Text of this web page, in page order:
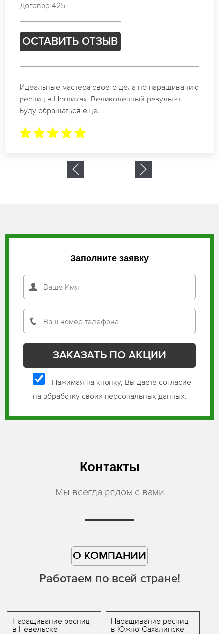
Договор 062
ОСТАВИТЬ ОТЗЫВ
Спасибо огромное. Заказывала наращивание
ресниц в Ногликах для мероприятия. За 2 часа
все было готово.
Заполните заявку
Нажимая на кнопку, Вы даете согласие
на обработку своих персональных данных.
Контакты
Мы всегда рядом с вами
О КОМПАНИИ
Работаем по всей стране!
Наращивание ресниц
в Невельске
Наращивание ресниц
в Южно-Сахалинске